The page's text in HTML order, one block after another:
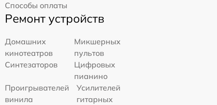
Способы оплаты
Ремонт устройств
Домашних
кинотеатров
Микшерных
пультов
Синтезаторов
Цифровых
пианино
Проигрывателей
винила
Усилителей
гитарных